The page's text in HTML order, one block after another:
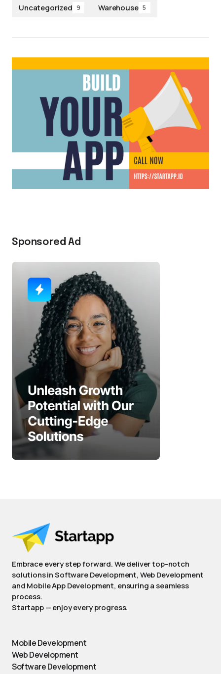
Uncategorized 9 Warehouse 5
Sponsored Ad
Embrace every step forward. We deliver top-notch
solutions in Software Development, Web Development
and Mobile App Development, ensuring a seamless
process.
Startapp — enjoy every progress.
Mobile Development
Web Development
Software Development